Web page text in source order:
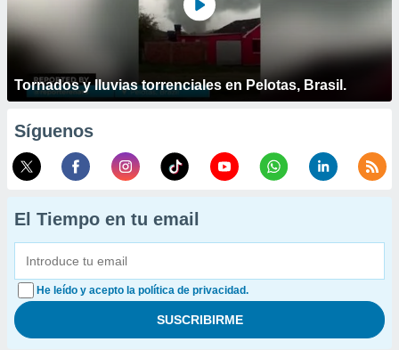
Tornados y lluvias torrenciales en Pelotas, Brasil.
Síguenos
El Tiempo en tu email
He leído y acepto la política de privacidad.